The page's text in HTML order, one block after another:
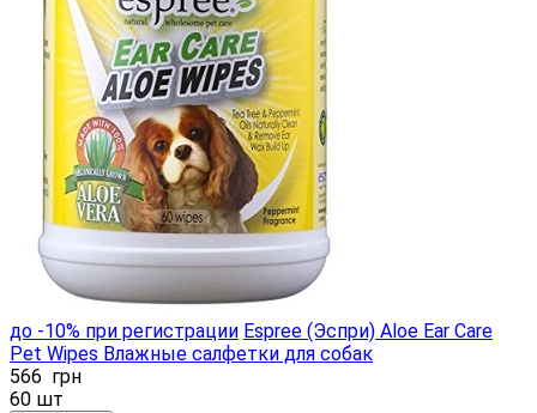
до -10% при регистрации Espree (Эспри) Aloe Ear Care
Pet Wipes Влажные салфетки для собак
566 грн
60 шт